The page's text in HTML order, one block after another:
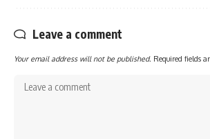
Leave a comment
Your email address will not be published. Required fields